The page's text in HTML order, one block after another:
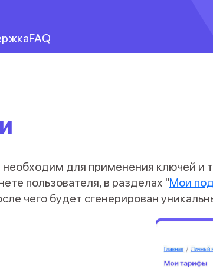
FAQ
для применения ключей и
пользователя, в разделах "Мои
чего будет сгенерирован